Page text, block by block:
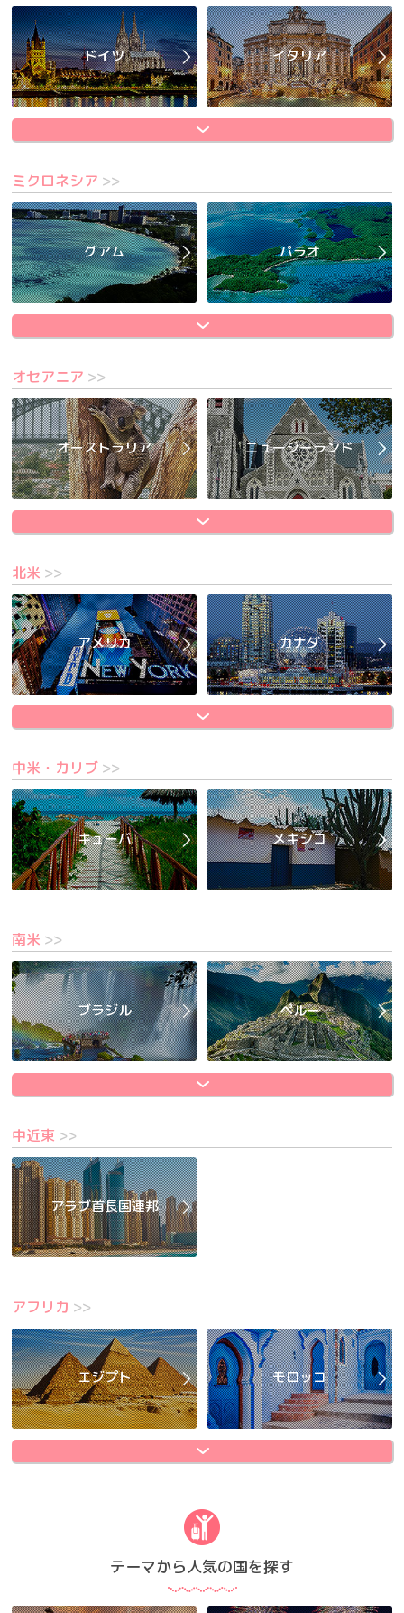
ドイツ イタリア
ミクロネシア >>
グアム パラオ
オセアニア >>
オーストラリア ニュージーランド
北米 >>
アメリカ カナダ
中米・カリブ >>
キューバ メキシコ
南米 >>
ブラジル ペルー
中近東 >>
アラブ首長国連邦
アフリカ >>
エジプト モロッコ
テーマから人気の国を探す